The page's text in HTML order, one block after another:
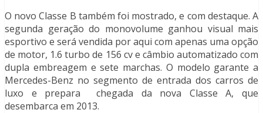
O novo Classe B também foi mostrado, e com destaque. A
segunda geração do monovolume ganhou visual mais
esportivo e será vendida por aqui com apenas uma opção
de motor, 1.6 turbo de 156 cv e câmbio automatizado com
dupla embreagem e sete marchas. O modelo garante a
Mercedes-Benz no segmento de entrada dos carros de
luxo e prepara chegada da nova Classe A, que
desembarca em 2013.